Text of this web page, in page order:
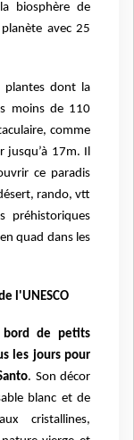
biosphère de
avec 25
plantes dont la
moins de 110
comme
jusqu’à 17m. Il
ce paradis
rando, vtt
préhistoriques
quad dans les
l'UNESCO
de petits
les jours pour
. Son décor
blanc et de
cristallines,